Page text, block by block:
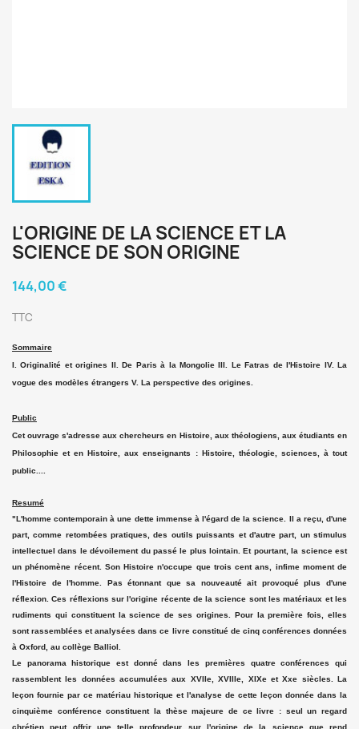
L'ORIGINE DE LA SCIENCE ET LA
SCIENCE DE SON ORIGINE
144,00 €
TTC
Sommaire
I. Originalité et origines II. De Paris à la Mongolie III. Le Fatras de l'Histoire IV. La
vogue des modèles étrangers V. La perspective des origines.
Public
Cet ouvrage s'adresse aux chercheurs en Histoire, aux théologiens, aux étudiants en
Philosophie et en Histoire, aux enseignants : Histoire, théologie, sciences, à tout
public....
Resumé
"L'homme contemporain à une dette immense à l'égard de la science. Il a reçu, d'une
part, comme retombées pratiques, des outils puissants et d'autre part, un stimulus
intellectuel dans le dévoilement du passé le plus lointain. Et pourtant, la science est
un phénomène récent. Son Histoire n'occupe que trois cent ans, infime moment de
l'Histoire de l'homme. Pas étonnant que sa nouveauté ait provoqué plus d'une
réflexion. Ces réflexions sur l'origine récente de la science sont les matériaux et les
rudiments qui constituent la science de ses origines. Pour la première fois, elles
sont rassemblées et analysées dans ce livre constitué de cinq conférences données
à Oxford, au collège Balliol.
Le panorama historique est donné dans les premières quatre conférences qui
rassemblent les données accumulées aux XVIIe, XVIIIe, XIXe et Xxe siècles. La
leçon fournie par ce matériau historique et l'analyse de cette leçon donnée dans la
cinquième conférence constituent la thèse majeure de ce livre : seul un regard
chrétien peut offrir une telle profondeur sur l'origine de la science que rend